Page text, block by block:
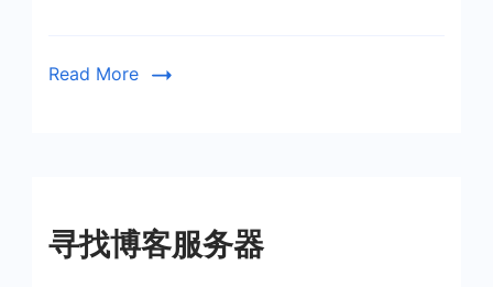
Read More
寻找博客服务器